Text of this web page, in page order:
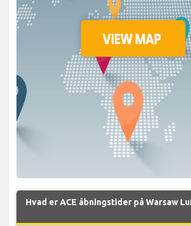
Hvad er ACE åbningstider på Warsaw